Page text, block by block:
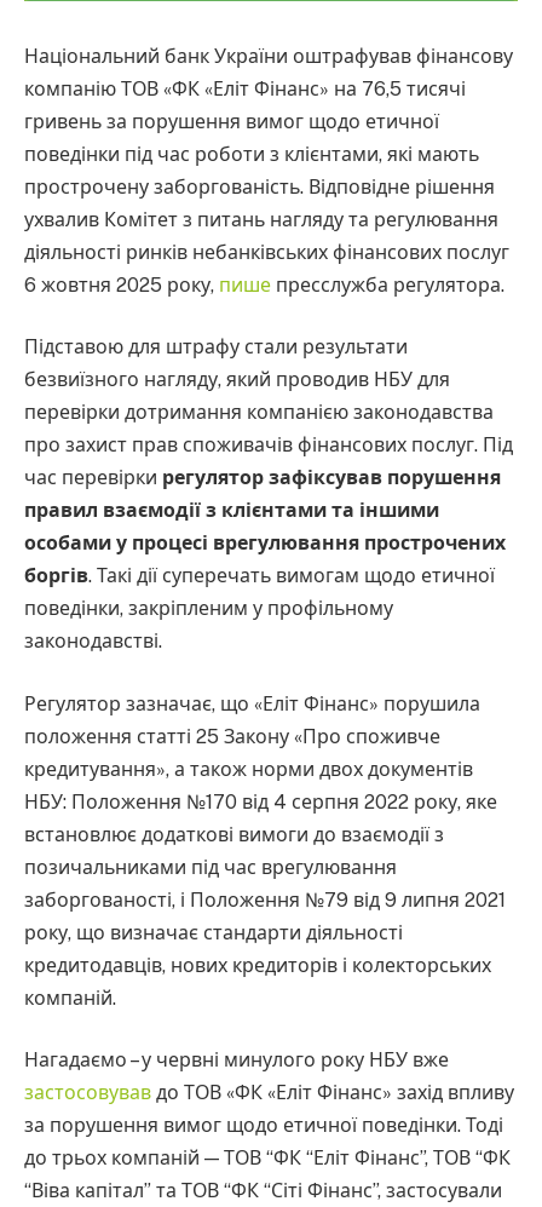
Національний банк України оштрафував фінансову
компанію ТОВ «ФК «Еліт Фінанс» на 76,5 тисячі
гривень за порушення вимог щодо етичної
поведінки під час роботи з клієнтами, які мають
прострочену заборгованість. Відповідне рішення
ухвалив Комітет з питань нагляду та регулювання
діяльності ринків небанківських фінансових послуг
6 жовтня 2025 року, пише пресслужба регулятора.
Підставою для штрафу стали результати
безвиїзного нагляду, який проводив НБУ для
перевірки дотримання компанією законодавства
про захист прав споживачів фінансових послуг. Під
час перевірки регулятор зафіксував порушення
правил взаємодії з клієнтами та іншими
особами у процесі врегулювання прострочених
боргів. Такі дії суперечать вимогам щодо етичної
поведінки, закріпленим у профільному
законодавстві.
Регулятор зазначає, що «Еліт Фінанс» порушила
положення статті 25 Закону «Про споживче
кредитування», а також норми двох документів
НБУ: Положення №170 від 4 серпня 2022 року, яке
встановлює додаткові вимоги до взаємодії з
позичальниками під час врегулювання
заборгованості, і Положення №79 від 9 липня 2021
року, що визначає стандарти діяльності
кредитодавців, нових кредиторів і колекторських
компаній.
Нагадаємо – у червні минулого року НБУ вже
застосовував до ТОВ «ФК «Еліт Фінанс» захід впливу
за порушення вимог щодо етичної поведінки. Тоді
до трьох компаній — ТОВ “ФК “Еліт Фінанс”, ТОВ “ФК
“Віва капітал” та ТОВ “ФК “Сіті Фінанс”, застосували